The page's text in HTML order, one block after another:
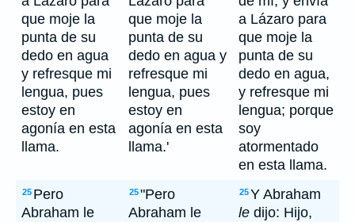
que moje la
punta de su
dedo en agua
y refresque mi
lengua, pues
estoy en
agonía en esta
llama.
que moje la
punta de su
dedo en agua y
refresque mi
lengua, pues
estoy en
agonía en esta
llama.'
a Lázaro para
que moje la
punta de su
dedo en agua,
y refresque mi
lengua; porque
soy
atormentado
en esta llama.
25 Pero
Abraham le
25"Pero
Abraham le
25Y Abraham
le dijo: Hijo,